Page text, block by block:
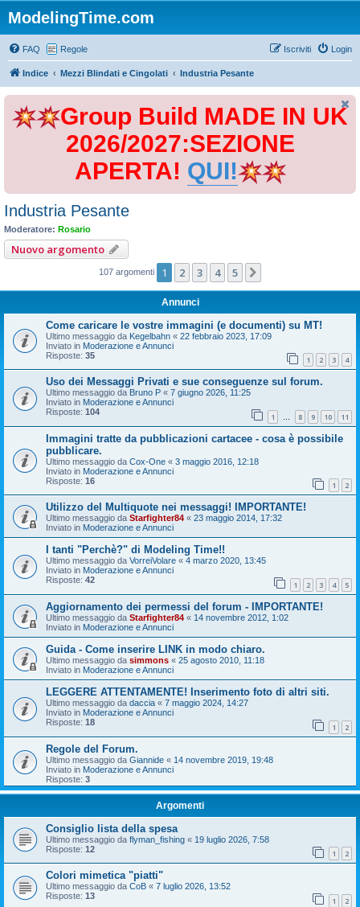
ModelingTime.com
FAQ Regole Login
Iscriviti
Indice Mezzi Blindati e Cingolati Industria Pesante
Group Build MADE IN UK
2026/2027:SEZIONE
APERTA! QUI!
Industria Pesante
Moderatore: Rosario
Nuovo argomento
107 argomenti 1 2 3 4 5
Annunci
Come caricare le vostre immagini (e documenti) su MT!
Ultimo messaggio da Kegelbahn « 22 febbraio 2023, 17:09
Inviato in Moderazione e Annunci
Risposte: 35 1 2 3 4
Uso dei Messaggi Privati e sue conseguenze sul forum.
Ultimo messaggio da Bruno P « 7 giugno 2026, 11:25
Inviato in Moderazione e Annunci
Risposte: 104 1 … 8 9 10 11
Immagini tratte da pubblicazioni cartacee - cosa è possibile
pubblicare.
Ultimo messaggio da Cox-One « 3 maggio 2016, 12:18
Inviato in Moderazione e Annunci
Risposte: 16 1 2
Utilizzo del Multiquote nei messaggi! IMPORTANTE!
Ultimo messaggio da Starfighter84 « 23 maggio 2014, 17:32
Inviato in Moderazione e Annunci
I tanti "Perchè?" di Modeling Time!!
Ultimo messaggio da VorreiVolare « 4 marzo 2020, 13:45
Inviato in Moderazione e Annunci
Risposte: 42 1 2 3 4 5
Aggiornamento dei permessi del forum - IMPORTANTE!
Ultimo messaggio da Starfighter84 « 14 novembre 2012, 1:02
Inviato in Moderazione e Annunci
Guida - Come inserire LINK in modo chiaro.
Ultimo messaggio da simmons « 25 agosto 2010, 11:18
Inviato in Moderazione e Annunci
LEGGERE ATTENTAMENTE! Inserimento foto di altri siti.
Ultimo messaggio da daccia « 7 maggio 2024, 14:27
Inviato in Moderazione e Annunci
Risposte: 18 1 2
Regole del Forum.
Ultimo messaggio da Giannide « 14 novembre 2019, 19:48
Inviato in Moderazione e Annunci
Risposte: 3
Argomenti
Consiglio lista della spesa
Ultimo messaggio da flyman_fishing « 19 luglio 2026, 7:58
Risposte: 12 1 2
Colori mimetica "piatti"
Ultimo messaggio da CoB « 7 luglio 2026, 13:52
Risposte: 13 1 2